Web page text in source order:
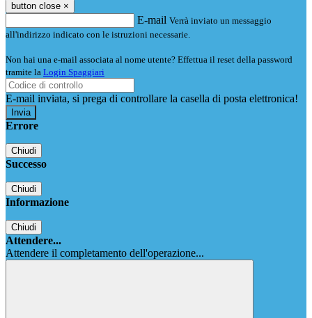
button close ×
E-mail Verrà inviato un messaggio
all'indirizzo indicato con le istruzioni necessarie.
Non hai una e-mail associata al nome utente? Effettua il reset della password
tramite la Login Spaggiari
E-mail inviata, si prega di controllare la casella di posta elettronica!
Errore
Chiudi
Successo
Chiudi
Informazione
Chiudi
Attendere...
Attendere il completamento dell'operazione...